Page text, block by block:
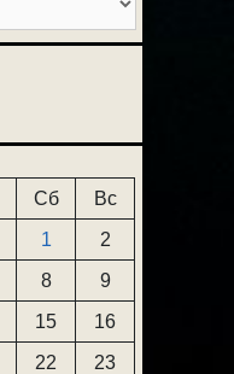
Сб
Вс
1
2
8
9
15
16
22
23